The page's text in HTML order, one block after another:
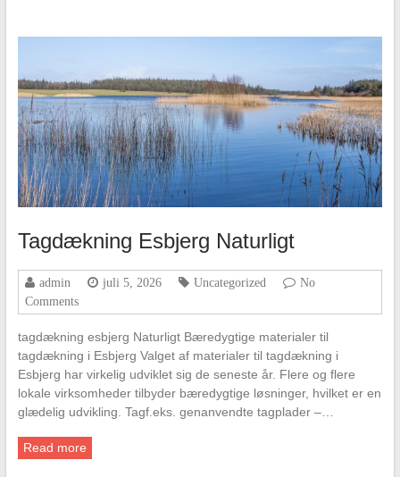
Tagdækning Esbjerg Naturligt
admin juli 5, 2026 Uncategorized
No
Comments
tagdækning esbjerg Naturligt Bæredygtige materialer til
tagdækning i Esbjerg Valget af materialer til tagdækning i
Esbjerg har virkelig udviklet sig de seneste år. Flere og flere
lokale virksomheder tilbyder bæredygtige løsninger, hvilket er en
glædelig udvikling. Tagf.eks. genanvendte tagplader –…
Read more